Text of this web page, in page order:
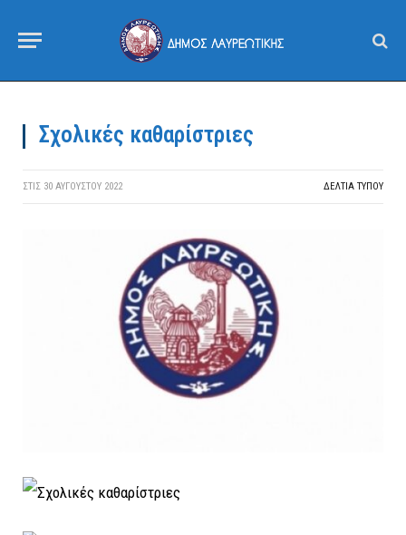
Σχολικές καθαρίστριες
ΣΤΙΣ 30 ΑΥΓΟΎΣΤΟΥ 2022 ΔΕΛΤΙΑ ΤΥΠΟΥ